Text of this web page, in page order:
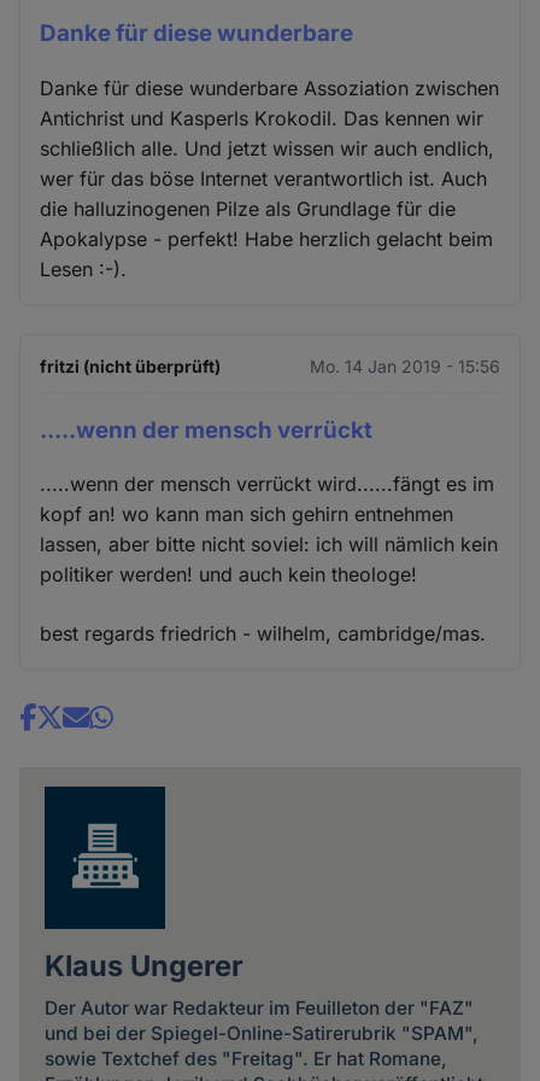
Danke für diese wunderbare
Danke für diese wunderbare Assoziation zwischen
Antichrist und Kasperls Krokodil. Das kennen wir
schließlich alle. Und jetzt wissen wir auch endlich,
wer für das böse Internet verantwortlich ist. Auch
die halluzinogenen Pilze als Grundlage für die
Apokalypse - perfekt! Habe herzlich gelacht beim
Lesen :-).
fritzi (nicht überprüft) Mo. 14 Jan 2019 - 15:56
.....wenn der mensch verrückt
.....wenn der mensch verrückt wird......fängt es im
kopf an! wo kann man sich gehirn entnehmen
lassen, aber bitte nicht soviel: ich will nämlich kein
politiker werden! und auch kein theologe!
best regards friedrich - wilhelm, cambridge/mas.
Share
Klaus Ungerer
Der Autor war Redakteur im Feuilleton der "FAZ"
und bei der Spiegel-Online-Satirerubrik "SPAM",
sowie Textchef des "Freitag". Er hat Romane,